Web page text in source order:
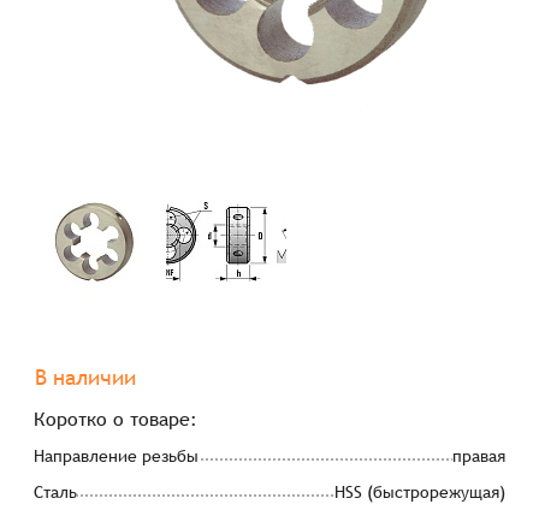
В наличии
Коротко о товаре:
Направление резьбы
правая
Сталь
HSS (быстрорежущая)